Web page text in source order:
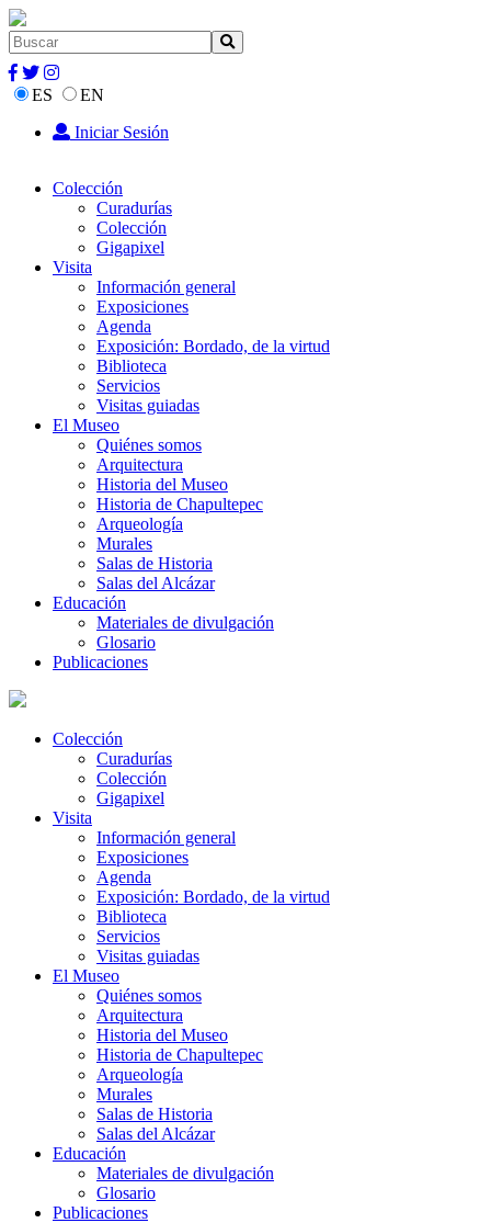
ES
EN
Iniciar Sesión
Colección
Curadurías
Colección
Gigapixel
Visita
Información general
Exposiciones
Agenda
Exposición: Bordado, de la virtud
Biblioteca
Servicios
Visitas guiadas
El Museo
Quiénes somos
Arquitectura
Historia del Museo
Historia de Chapultepec
Arqueología
Murales
Salas de Historia
Salas del Alcázar
Educación
Materiales de divulgación
Glosario
Publicaciones
Colección
Curadurías
Colección
Gigapixel
Visita
Información general
Exposiciones
Agenda
Exposición: Bordado, de la virtud
Biblioteca
Servicios
Visitas guiadas
El Museo
Quiénes somos
Arquitectura
Historia del Museo
Historia de Chapultepec
Arqueología
Murales
Salas de Historia
Salas del Alcázar
Educación
Materiales de divulgación
Glosario
Publicaciones